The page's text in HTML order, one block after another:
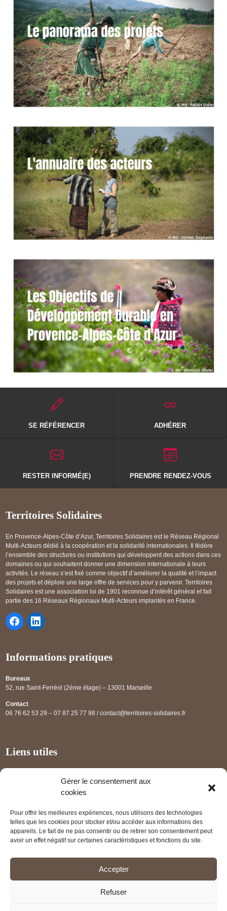
Gérer le consentement aux
cookies
Pour offrir les meilleures expériences, nous utilisons des technologies
telles que les cookies pour stocker et/ou accéder aux informations des
appareils. Le fait de ne pas consentir ou de retirer son consentement peut
avoir un effet négatif sur certaines caractéristiques et fonctions du site.
Accepter
Refuser
SE RÉFÉRENCER ADHÉRER
RESTER INFORMÉ(E) PRENDRE RENDEZ-VOUS
Territoires Solidaires
En Provence-Alpes-Côte d’Azur, Territoires Solidaires est le Réseau Régional
Multi-Acteurs dédié à la coopération et la solidarité internationales. Il fédère
l’ensemble des structures ou institutions qui développent des actions dans ces
domaines ou qui souhaitent donner une dimension internationale à leurs
activités. Le réseau s’est fixé comme objectif d’améliorer la qualité et l’impact
des projets et déploie une large offre de services pour y parvenir. Territoires
Solidaires est une association loi de 1901 reconnue d’intérêt général et fait
partie des 16 Réseaux Régionaux Multi-Acteurs implantés en France.
Informations pratiques
Bureaux
52, rue Saint-Ferréol (2ème étage) – 13001 Marseille
Contact
06 76 62 53 29 – 07 87 25 77 98 / contact@territoires-solidaires.fr
Liens utiles
Panorama des projets
Mentions légales
PRENDRE RENDEZ-VOUS